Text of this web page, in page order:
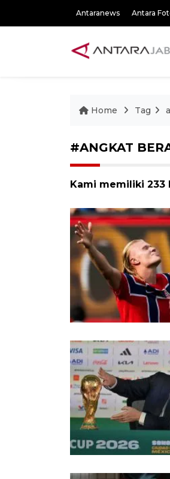
Antaranews Antara
Home Tag
#ANGKAT
Kami memiliki